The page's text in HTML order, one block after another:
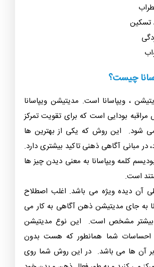
تسکین
چیست؟
، ویپاسانا است. مدیتیشن ویپاسانا
بودایی است که برای تقویت تمرکز
شود. این روش که یکی از بهترین ها
مبانی آگاهی ذهنی تاکید بیشتری دارد.
کلمه ویپاسانا به معنی دیدن چیز ها
است.
آن دیده ویژه می باشد. اغلب اصطلاح
به جای مدیتیشن ذهن آگاهی به کار می‌
بیشتر مشخص است. این نوع مدیتیشن
احساسات شما همانطور که هست بدون
بر آن ها می باشد. در این روش شما روی